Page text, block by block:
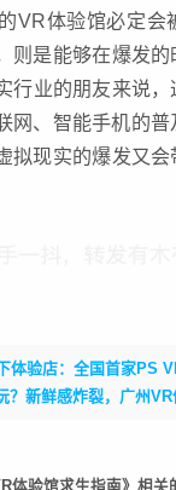
VR体验馆必定会
则是能够在爆发的
行业的朋友来说
、智能手机的普
拟现实的爆发又
体验店：全国首家PS
？新鲜感炸裂，广州VR
体验馆求生指南》相关